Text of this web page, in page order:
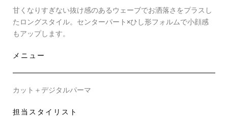
甘くなりすぎない抜け感のあるウェーブでお洒落さをプラスし
たロングスタイル。センターパート×ひし形フォルムで小顔感
もアップします。
メニュー
カット＋デジタルパーマ
担当スタイリスト